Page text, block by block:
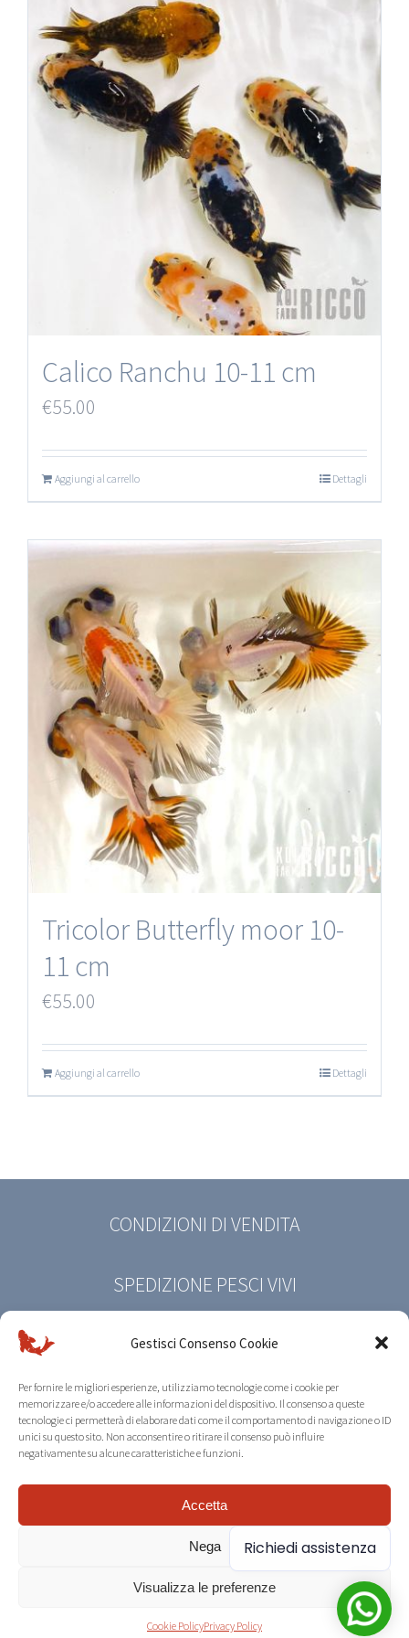
Gestisci Consenso Cookie
Per fornire le migliori esperienze, utilizziamo tecnologie come i cookie per
memorizzare e/o accedere alle informazioni del dispositivo. Il consenso a queste
tecnologie ci permetterà di elaborare dati come il comportamento di navigazione o ID
unici su questo sito. Non acconsentire o ritirare il consenso può influire
negativamente su alcune caratteristiche e funzioni.
Accetta
Nega
Visualizza le preferenze
Cookie PolicyPrivacy Policy
Calico Ranchu 10-11 cm
€55.00
Aggiungi al carrello Dettagli
Tricolor Butterfly moor 10-
11 cm
€55.00
Aggiungi al carrello Dettagli
CONDIZIONI DI VENDITA
SPEDIZIONE PESCI VIVI
PRIVACY POLICY
COOKIE POLICY
© Copyright 2026 | Koi Farm Riccò | All Rights
Reserved |Credits
Richiedi assistenza